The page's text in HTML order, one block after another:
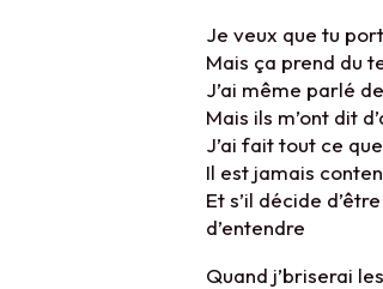
Je veux que tu
Mais ça prend du
J’ai même parlé
Mais ils m’ont dit
J’ai fait tout ce
Il est jamais
Et s’il décide
d’entendre
Quand j’briserai